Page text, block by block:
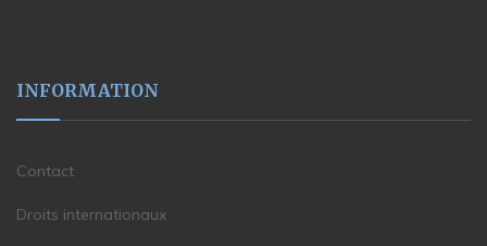
INFORMATION
Contact
Droits internationaux